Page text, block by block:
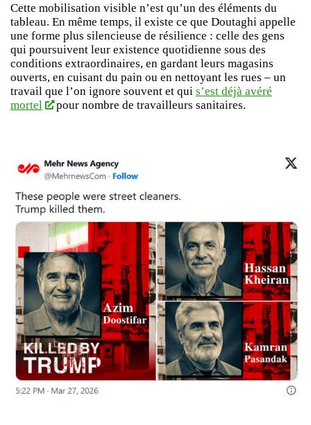
Cette mobilisation visible n’est qu’un des éléments du
tableau. En même temps, il existe ce que Doutaghi appelle
une forme plus silencieuse de résilience : celle des gens
qui poursuivent leur existence quotidienne sous des
conditions extraordinaires, en gardant leurs magasins
ouverts, en cuisant du pain ou en nettoyant les rues – un
travail que l’on ignore souvent et qui s’est déjà avéré
mortel
pour nombre de travailleurs sanitaires.